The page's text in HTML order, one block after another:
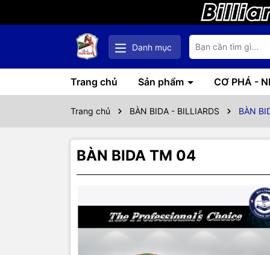
Danh mục
Trang chủ Sản phẩm CƠ PHÁ -
Trang chủ BÀN BIDA - BILLIARDS BÀN
BÀN BIDA TM 04
SẢN